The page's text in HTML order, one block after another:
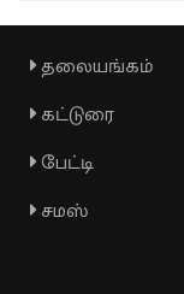
தலையங்கம்
கட்டுரை
பேட்டி
சமஸ்